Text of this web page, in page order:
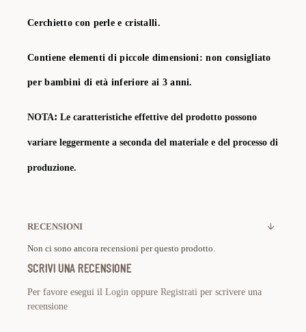
Cerchietto con perle e cristalli.
Contiene elementi di piccole dimensioni: non consigliato
per bambini di età inferiore ai 3 anni.
NOTA: Le caratteristiche effettive del prodotto possono
variare leggermente a seconda del materiale e del processo di
produzione.
RECENSIONI
Non ci sono ancora recensioni per questo prodotto.
SCRIVI UNA RECENSIONE
Per favore esegui il Login oppure Registrati per scrivere una
recensione